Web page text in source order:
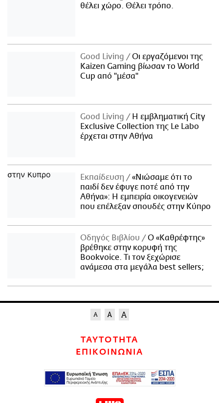
θέλει χώρο. Θέλει τρόπο.
Good Living
Οι εργαζόμενοι της
Kaizen Gaming βίωσαν το World
Cup από "μέσα"
Good Living
Η εμβληματική City
Exclusive Collection της Le Labo
έρχεται στην Αθήνα
Εκπαίδευση
«Νιώσαμε ότι το
παιδί δεν έφυγε ποτέ από την
Αθήνα»: Η εμπειρία οικογενειών
που επέλεξαν σπουδές στην Κύπρο
Οδηγός Βιβλίου
Ο «Καθρέφτης»
βρέθηκε στην κορυφή της
Bookvoice. Τι τον ξεχώρισε
ανάμεσα στα μεγάλα best sellers;
ΤΑΥΤΟΤΗΤΑ
ΕΠΙΚΟΙΝΩΝΙΑ